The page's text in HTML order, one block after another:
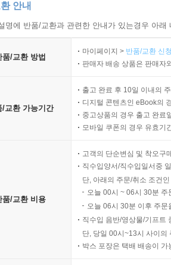
안내
명에 반품/교환과 관련한 안내가 있는경우 아
품/교환 방법
마이페이지 > 반품/교환 신
판매자 배송 상품은 판매자
/교환 가능기간
출고 완료 후 10일 이내의
디지털 콘텐츠인 eBook의
중고상품의 경우 출고 완료
모바일 쿠폰의 경우 유효기
품/교환 비용
고객의 단순변심 및 착오구
직수입양서/직수입일서중
단, 아래의 주문/취소 조건
오늘 00시 ~ 06시 30분
오늘 06시 30분 이후 주
직수입 음반/영상물/기프트
단, 당일 00시~13시 사이의
박스 포장은 택배 배송이